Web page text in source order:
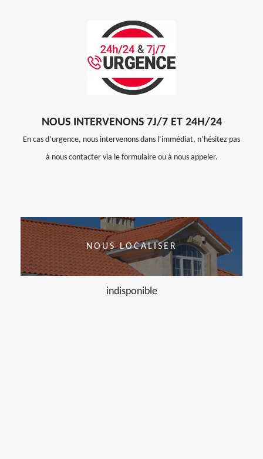
NOUS INTERVENONS 7J/7 ET 24H/24
En cas d’urgence, nous intervenons dans l’immédiat, n’hésitez pas
à nous contacter via le formulaire ou à nous appeler.
NOUS LOCALISER
indisponible